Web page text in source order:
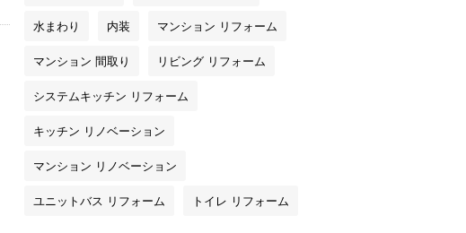
水まわり 内装 マンション リフォーム
マンション 間取り リビング リフォーム
システムキッチン リフォーム
キッチン リノベーション
マンション リノベーション
ユニットバス リフォーム トイレ リフォーム